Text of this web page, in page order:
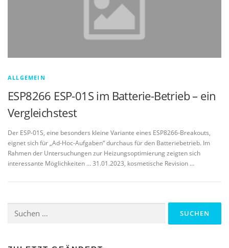
ALLGEMEIN
ESP8266 ESP-01S im Batterie-Betrieb – ein
Vergleichstest
Der ESP-01S, eine besonders kleine Variante eines ESP8266-Breakouts,
eignet sich für „Ad-Hoc-Aufgaben“ durchaus für den Batteriebetrieb. Im
Rahmen der Untersuchungen zur Heizungsoptimierung zeigten sich
interessante Möglichkeiten … 31.01.2023, kosmetische Revision …
nach: